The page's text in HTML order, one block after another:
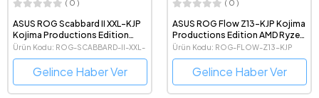
( 0 )
ASUS ROG Scabbard II XXL-KJP
Kojima Productions Edition
90x40 cm. Mouse Pad
Ürün Kodu: ROG-SCABBARD-II-XXL-
KJP
Gelince Haber Ver
( 0 )
ASUS ROG Flow Z13-KJP Kojima
Productions Edition AMD Ryzen
AI MAX+ 395 128GB DDR5 RAM
1TB SSD 13.4" Dokunmatik
2560x1600 180Hz Windows 11
Gaming Notebook
Ürün Kodu: ROG-FLOW-Z13-KJP
Gelince Haber Ver